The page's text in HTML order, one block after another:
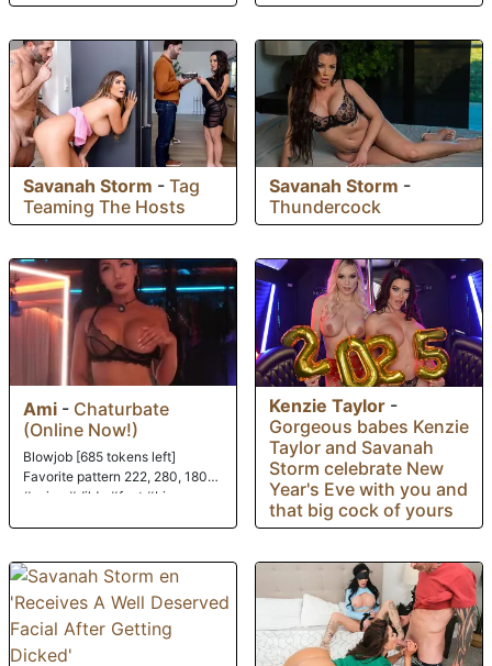
Savanah Storm - Tag
Teaming The Hosts
Savanah Storm -
Thundercock
Ami - Chaturbate
(Online Now!)
Blowjob [685 tokens left]
Favorite pattern 222, 280, 180
#asian #dildo #feet #bj
Kenzie Taylor -
Gorgeous babes Kenzie
Taylor and Savanah
Storm celebrate New
Year's Eve with you and
that big cock of yours